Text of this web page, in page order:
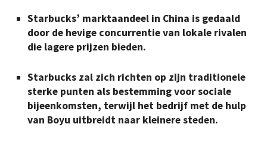
Starbucks’ marktaandeel in China is gedaald
door de hevige concurrentie van lokale rivalen
die lagere prijzen bieden.
Starbucks zal zich richten op zijn traditionele
sterke punten als bestemming voor sociale
bijeenkomsten, terwijl het bedrijf met de hulp
van Boyu uitbreidt naar kleinere steden.